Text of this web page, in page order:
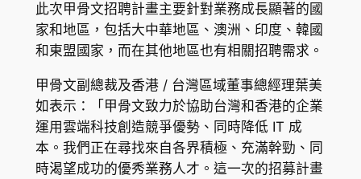
此次甲骨文招聘計畫主要針對業務成長顯著的國
家和地區，包括大中華地區、澳洲、印度、韓國
和東盟國家，而在其他地區也有相關招聘需求。
甲骨文副總裁及香港 / 台灣區域董事總經理葉美
如表示：「甲骨文致力於協助台灣和香港的企業
運用雲端科技創造競爭優勢、同時降低 IT 成
本。我們正在尋找來自各界積極、充滿幹勁、同
時渴望成功的優秀業務人才。這一次的招募計畫